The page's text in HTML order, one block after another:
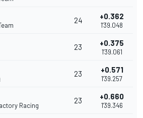
24 +0.362
1'39.048
23 +0.375
1'39.061
23 +0.571
1'39.257
Racing
23 +0.660
1'39.346